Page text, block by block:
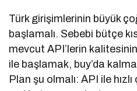
Türk girişimlerinin büyük
başlamalı. Sebebi bütçe
mevcut API’lerin
ile başlamak, buy’da
Plan şu olmalı: API ile